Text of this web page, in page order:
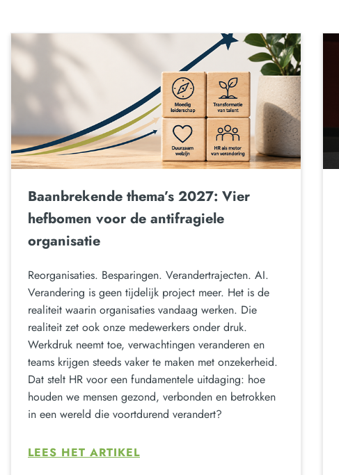
Baanbrekende thema’s 2027: Vier
hefbomen voor de antifragiele
organisatie
Reorganisaties. Besparingen. Verandertrajecten. AI.
Verandering is geen tijdelijk project meer. Het is de
realiteit waarin organisaties vandaag werken. Die
realiteit zet ook onze medewerkers onder druk.
Werkdruk neemt toe, verwachtingen veranderen en
teams krijgen steeds vaker te maken met onzekerheid.
Dat stelt HR voor een fundamentele uitdaging: hoe
houden we mensen gezond, verbonden en betrokken
in een wereld die voortdurend verandert?
LEES HET ARTIKEL